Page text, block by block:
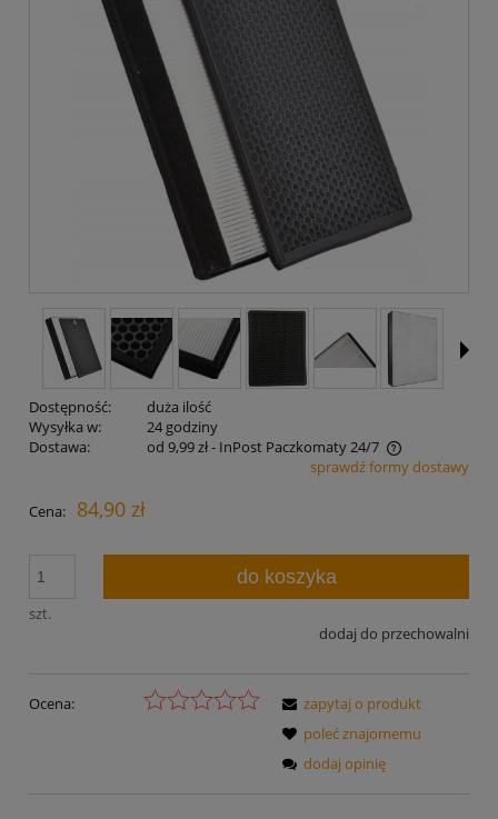
Dostępność:
duża ilość
Wysyłka w:
24 godziny
Dostawa:
od 9,99 zł- InPost Paczkomaty 24/7
Cena nie zawiera ewentualnych kosztów płatnościsprawdź formy dostawy
Cena: 84,90 zł
szt.
do koszyka
dodaj do przechowalni
Ocena:
zapytaj o produkt
poleć znajomemu
dodaj opinię